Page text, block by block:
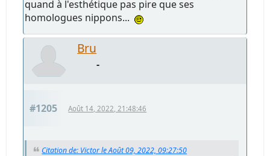
quand à l'esthétique pas pire que ses
homologues nippons...
Bru
-
#1205 Août 14, 2022, 21:48:46
Citation de: Victor le Août 09, 2022, 09:27:50